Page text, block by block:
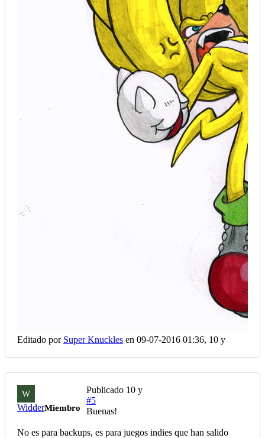
Editado por Super Knuckles en 09-07-2016 01:36, 10 y
W
WidderMiembro
Publicado 10 y
#5
Buenas!
No es para backups, es para juegos indies que han salido